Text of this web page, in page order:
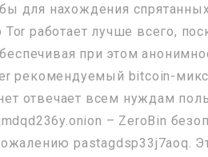
для нахождения
Tor работает лучше всего,
при этом
рекомендуемый bitcoin-
отвечает всем нуждам
– ZeroBin
pastagdsp33j7aoq.